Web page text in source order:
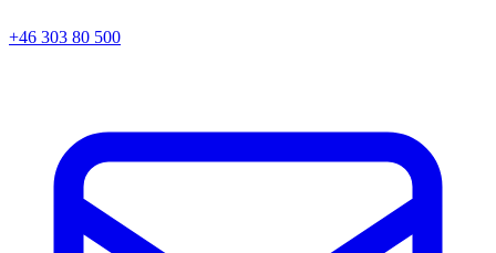
+46 303 80 500